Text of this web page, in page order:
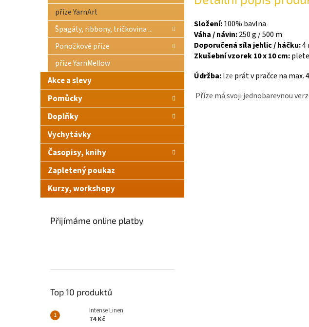
příze YarnArt
Špagáty, ribbony, tričkovina ...
Ponožkové příze
příze YarnMellow
Akce a slevy
Pomůcky
Doplňky
Vychytávky
Časopisy, knihy
Zapletený poukaz
Kurzy, workshopy
Přijímáme online platby
Top 10 produktů
Intense Linen
74 Kč
Složení:100% bavlna
Váha / návin:250 g / 500 m
Doporučená síla jehlic / háčku:4
Zkušební vzorek 10 x 10 cm:
Údržba:lze prát v pračce na max.
Příze má svoji jednobarevnou